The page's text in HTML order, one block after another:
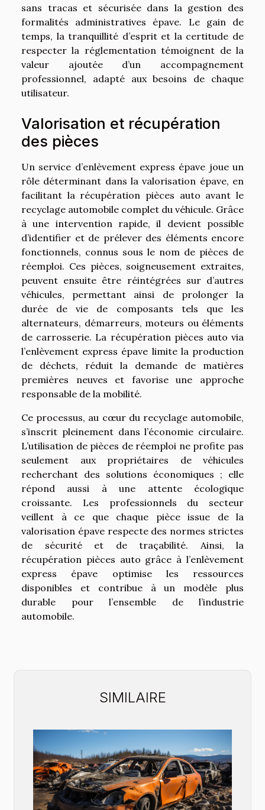
sans tracas et sécurisée dans la gestion des
formalités administratives épave. Le gain de
temps, la tranquillité d’esprit et la certitude de
respecter la réglementation témoignent de la
valeur ajoutée d’un accompagnement
professionnel, adapté aux besoins de chaque
utilisateur.
Valorisation et récupération
des pièces
Un service d’enlèvement express épave joue un
rôle déterminant dans la valorisation épave, en
facilitant la récupération pièces auto avant le
recyclage automobile complet du véhicule. Grâce
à une intervention rapide, il devient possible
d’identifier et de prélever des éléments encore
fonctionnels, connus sous le nom de pièces de
réemploi. Ces pièces, soigneusement extraites,
peuvent ensuite être réintégrées sur d’autres
véhicules, permettant ainsi de prolonger la
durée de vie de composants tels que les
alternateurs, démarreurs, moteurs ou éléments
de carrosserie. La récupération pièces auto via
l’enlèvement express épave limite la production
de déchets, réduit la demande de matières
premières neuves et favorise une approche
responsable de la mobilité.
Ce processus, au cœur du recyclage automobile,
s’inscrit pleinement dans l’économie circulaire.
L’utilisation de pièces de réemploi ne profite pas
seulement aux propriétaires de véhicules
recherchant des solutions économiques ; elle
répond aussi à une attente écologique
croissante. Les professionnels du secteur
veillent à ce que chaque pièce issue de la
valorisation épave respecte des normes strictes
de sécurité et de traçabilité. Ainsi, la
récupération pièces auto grâce à l’enlèvement
express épave optimise les ressources
disponibles et contribue à un modèle plus
durable pour l’ensemble de l’industrie
automobile.
SIMILAIRE